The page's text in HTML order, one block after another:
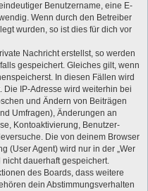
Benutzername, eine E-
Wenn durch den Betreiber
wurden, so ist dies für dich vor
Nachricht erstellst, so werden
gespeichert. Gleiches gilt, wenn
In diesen Fällen wird
IP-Adresse wird weiterhin bei
und Ändern von Beiträgen
Umfragen), Änderungen an
Kontoaktivierung, Benutzer-
Die von deinem Browser
(User Agent) wird nur in der „Wer
dauerhaft gespeichert.
des Boards, dass weitere
dein Abstimmungsverhalten